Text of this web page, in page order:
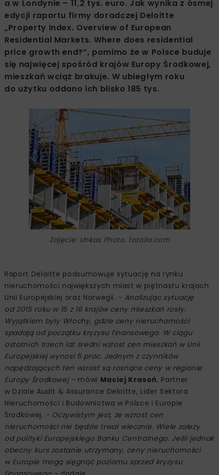
a w Londynie – 11,2 tys. euro. Jak wynika z ósmej
edycji raportu firmy doradczej Deloitte
„Property Index. Overview of European
Residential Markets. Where does residential
price growth end?”, pomimo że w Polsce buduje
się najwięcej spośród krajów Europy Środkowej,
mieszkań wciąż brakuje. W ubiegłym roku
do użytku oddano ich blisko 185 tys.
Zdjęcie: Unkas Photo, fotolia.com
Raport Deloitte podsumowuje sytuację na rynku
nieruchomości największych miast w piętnastu krajach
Unii Europejskiej oraz Norwegii. - Analizując sytuację
od 2015 roku w 15 z 16 krajów ceny mieszkań rosły.
Wyjątkiem były Włochy, gdzie ceny nieruchomości
spadają od początku kryzysu finansowego. W ciągu
ostatnich trzech lat średni wzrost cen mieszkań w Unii
Europejskiej wynosi 5 proc. Jednym z czynników
napędzających ten wzrost są rosnące ceny w regionie
Europy Środkowej –mówi Maciej Krasoń, Partner
w Dziale Audit & Assurance Deloitte, Lider Sektora
Nieruchomości i Budownictwa w Polsce i Europie
Środkowej. - Oczywistym jest, że wzrost cen
nieruchomości nie będzie trwał wiecznie. Wiele zależy
od polityki Europejskiego Banku Centralnego. Jeśli jednak
obecny kurs zostanie utrzymany, ceny nieruchomości
w Europie mogą sięgnąć poziomu sprzed kryzysu